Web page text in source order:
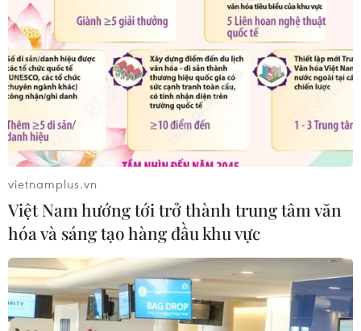
TIN CÙNG CHUYÊN MỤC
vietnamplus.vn
Việt Nam hướng tới trở thành trung tâm văn
hóa và sáng tạo hàng đầu khu vực